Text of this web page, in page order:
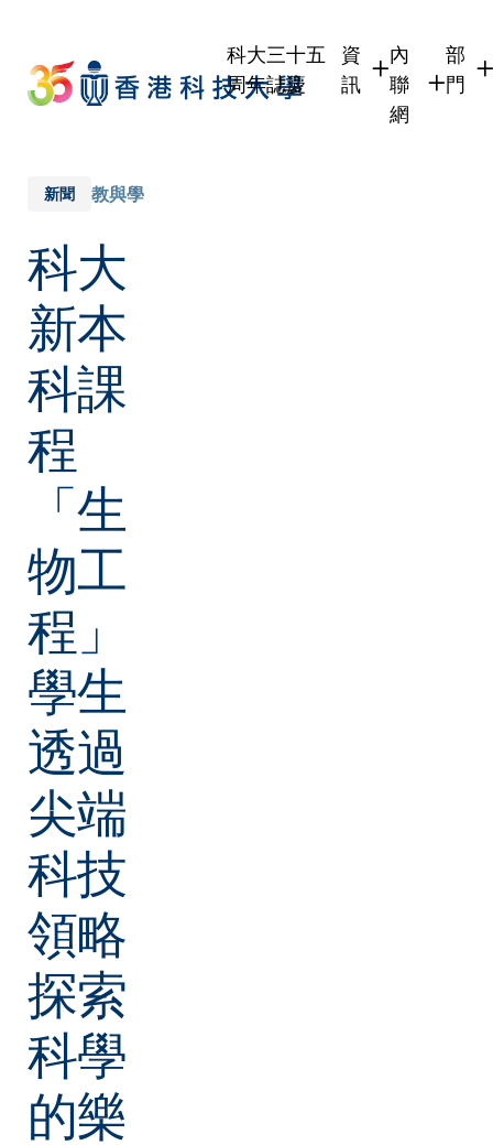
main
content
科大三十五
周年誌慶
資
訊
內
聯
網
部
門
新聞 教與學
科大
新本
科課
程
「生
物工
程」
學生
透過
尖端
科技
領略
探索
科學
的樂